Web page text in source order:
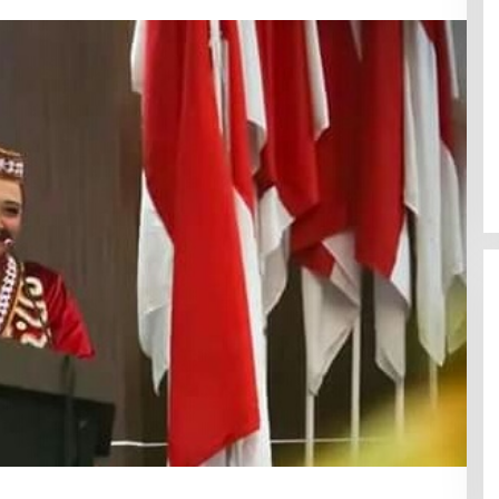
Efektif Cegah Kemacetan BBM,
Pos Pantau Polresta Mamuju
Amankan Jalur SPBU Kali Mamuju